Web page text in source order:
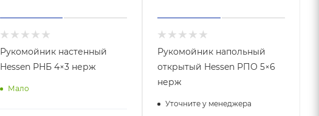
Рукомойник настенный
Hessen РНБ 4×3 нерж
Мало
Рукомойник напольный
открытый Hessen РПО 5×6
нерж
Уточните у менеджера